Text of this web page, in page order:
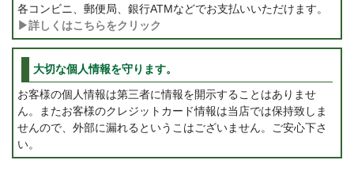
各コンビニ、郵便局、銀行ATMなどでお支払いいただけます。
▶詳しくはこちらをクリック
大切な個人情報を守ります。
お客様の個人情報は第三者に情報を開示することはありませ
ん。またお客様のクレジットカード情報は当店では保持致しま
せんので、外部に漏れるというこはございません。ご安心下さ
い。